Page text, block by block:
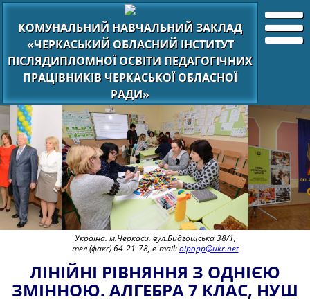
КОМУНАЛЬНИЙ НАВЧАЛЬНИЙ ЗАКЛАД
«ЧЕРКАСЬКИЙ ОБЛАСНИЙ ІНСТИТУТ
ПІСЛЯДИПЛОМНОЇ ОСВІТИ ПЕДАГОГІЧНИХ
ПРАЦІВНИКІВ ЧЕРКАСЬКОЇ ОБЛАСНОЇ
РАДИ»
Україна. м.Черкаси. вул.Бидгощська 38/1,
тел (факс) 64-21-78, e-mail:oipopp@ukr.net
ЛІНІЙНІ РІВНЯННЯ З ОДНІЄЮ
ЗМІННОЮ. АЛГЕБРА 7 КЛАС, НУШ